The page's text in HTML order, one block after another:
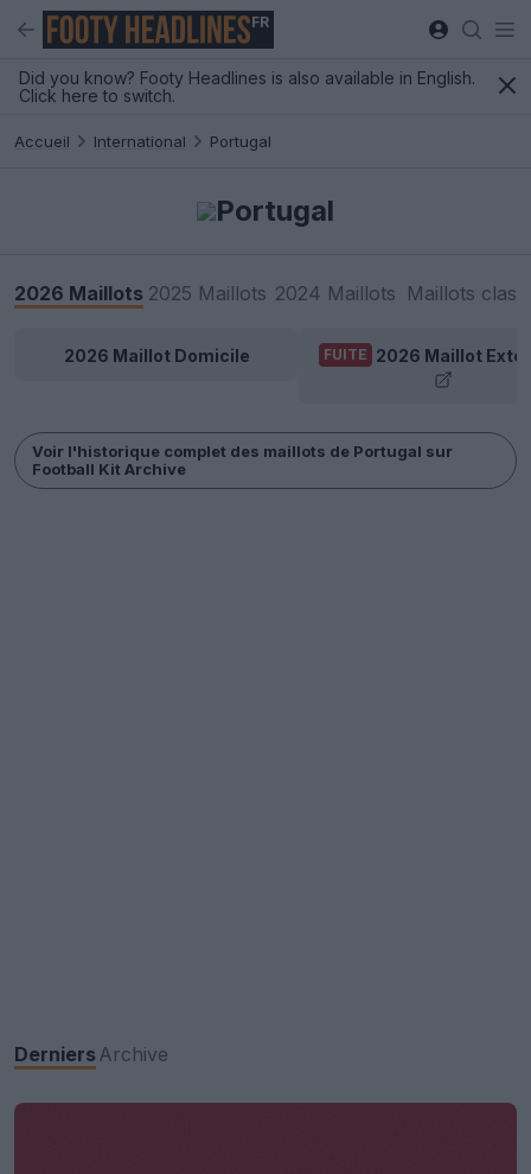
FR
Did you know? Footy Headlines is also available in English.
Click here to switch.
Accueil International Portugal
Portugal
2026 Maillots 2025 Maillots 2024 Maillots Maillots
2026 Maillot Domicile FUITE 2026 Maillot
Voir l'historique complet des maillots de Portugal sur
Football Kit Archive
Derniers Archive